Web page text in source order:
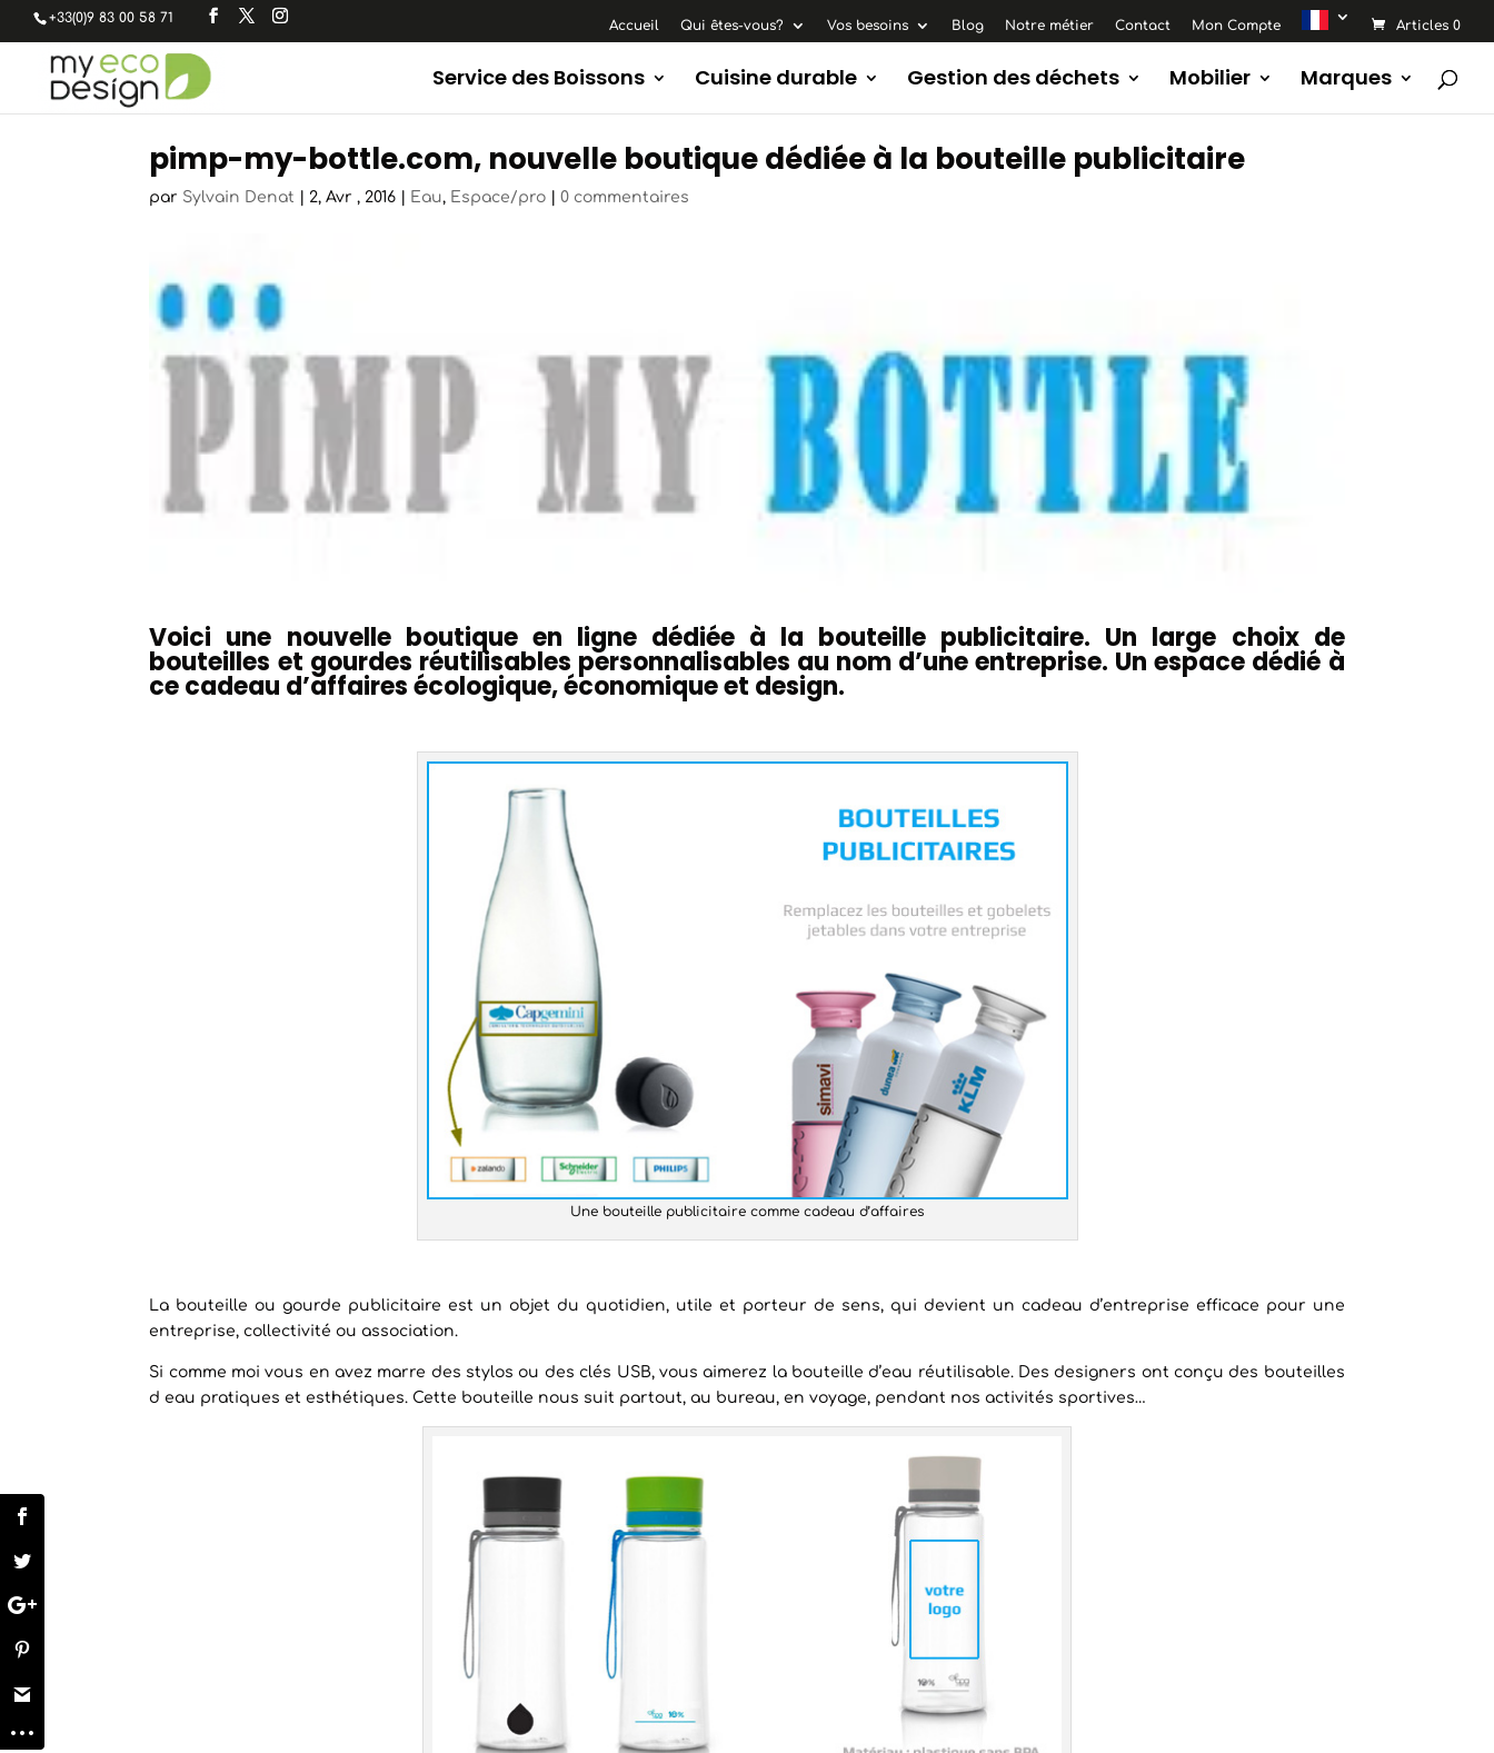
+33(0)9 83 00 58 71 Accueil Qui êtes-vous? Vos besoins Blog Notre métier Contact Mon Compte Articles 0
Service des Boissons Cuisine durable Gestion des déchets Mobilier Marques
pimp-my-bottle.com, nouvelle boutique dédiée à la bouteille publicitaire
par Sylvain Denat 2, Avr , 2016 Eau, Espace/pro |0 commentaires
Voici une nouvelle boutique en ligne dédiée à la bouteille publicitaire. Un large choix de
bouteilles et gourdes réutilisables personnalisables au nom d’une entreprise. Un espace dédié à
ce cadeau d’affaires écologique, économique et design.
Une bouteille publicitaire comme cadeau d’affaires
La bouteille ou gourde publicitaire est un objet du quotidien, utile et porteur de sens, qui devient un cadeau d’entreprise efficace pour une
entreprise, collectivité ou association.
Si comme moi vous en avez marre des stylos ou des clés USB, vous aimerez la bouteille d’eau réutilisable. Des designers ont conçu des bouteilles
d eau pratiques et esthétiques. Cette bouteille nous suit partout, au bureau, en voyage, pendant nos activités sportives…